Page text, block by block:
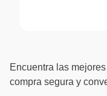
Encuentra las
compra segura y